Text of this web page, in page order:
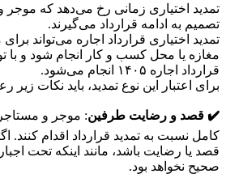
تمدید اختیاری زمانی رخ می‌دهد که موجر
تصمیم به ادامه قرارداد می‌گیرند.
تمدید اختیاری قرارداد اجاره می‌تواند
مغازه یا محل کسب و کار انجام شود و با
قرارداد اجاره ۱۴۰۵ انجام می‌شود.
برای اعتبار این نوع تمدید، باید نکات زیر
✔️ قصد و رضایت طرفین: موجر و
کامل نسبت به تمدید قرارداد اقدام کنند.
قصد یا رضایت باشد، مانند اینکه تحت اجبار
صحیح نخواهد بود.